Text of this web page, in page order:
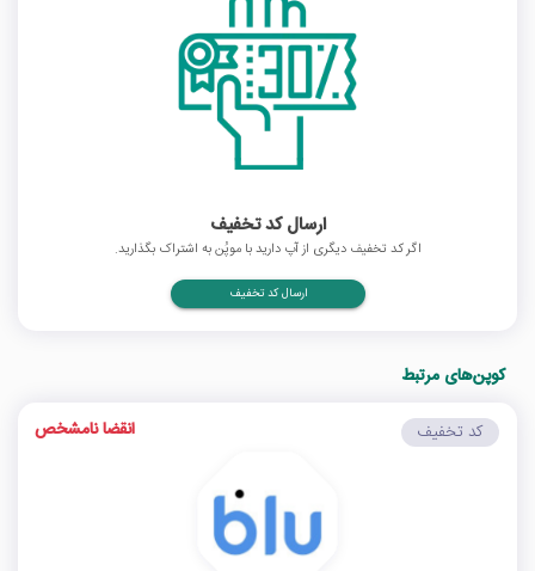
ارسال کد تخفیف
اگر کد تخفیف دیگری از آپ دارید با موپُن به اشتراک بگذارید.
ارسال کد تخفیف
کوپن‌های مرتبط
کد تخفیف انقضا نامشخص